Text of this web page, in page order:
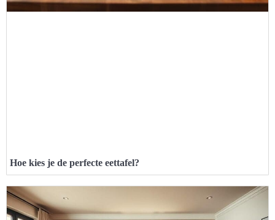
Hoe kies je de perfecte eettafel?